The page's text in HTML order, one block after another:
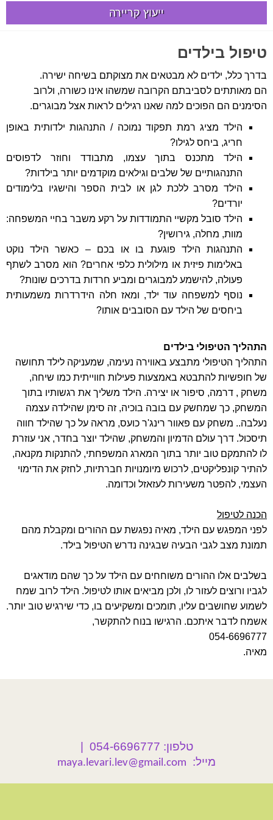
ייעוץ קריירה
טיפול בילדים
בדרך כלל, ילדים לא מבטאים את מצוקתם בשיחה ישירה.
הם מאותתים לסביבתם הקרובה שמשהו אינו כשורה, ולרוב
הסימנים הם הפוכים למה שאנו רגילים לראות אצל מבוגרים.
הילד מציג רמת תפקוד נמוכה / התנהגות ילדותית באופן
חריג, ביחס לגילו?
הילד מתכנס בתוך עצמו, מתבודד וחוזר לדפוסים
התנהגותיים של שלבים וגילאים מוקדמים יותר בילדות?
הילד מסרב ללכת לגן או לבית הספר והישגיו בלימודים
יורדים?
הילד סובל מקשיי התמודדות על רקע משבר בחיי המשפחה:
מוות, מחלה, גירושין?
התנהגות הילד פוגעת בו או בכם – כאשר הילד נוקט
באלימות פיזית או מילולית כלפי אחרים? הוא מסרב לשתף
פעולה, להישמע למבוגרים ומביע חרדות בדרכים שונות?
נוסף למשפחה עוד ילד, ומאז חלה הידרדרות משמעותית
ביחסים של הילד עם הסובבים אותו?
התהליך הטיפולי בילדים
התהליך הטיפולי מתבצע באווירה נעימה, שמעניקה לילד תחושה
של חופשיות להתבטא באמצעות פעילות חווייתית כמו שיחה,
משחק , דרמה, סיפור או יצירה. הילד משליך את רגשותיו בתוך
המשחק, כך שמחשק עם בובה בוכיה, זה סימן שהילדה עצמה
נעלבה.. משחק עם פאוור רינג'ר כועס, מראה על כך שהילד חווה
תיסכול. דרך עולם הדמיון והמשחק, שהילד יוצר בחדר, אני עוזרת
לו להתמקם טוב יותר בתוך המארג המשפחתי, להתנקות מקנאה,
להתיר קונפליקטים, לרכוש מיומנויות חברתיות, לחזק את הדימוי
העצמי, להפטר משעירות לעזאזל וכדומה.
הכנה לטיפול
לפני המפגש עם הילד, מאיה נפגשת עם ההורים ומקבלת מהם
תמונת מצב לגבי הבעיה שבגינה נדרש הטיפול בילד.
בשלבים אלו ההורים משוחחים עם הילד על כך שהם מודאגים
לגביו ורוצים לעזור לו, ולכן מביאים אותו לטיפול. הילד לרוב שמח
לשמוע שחושבים עליו, תומכים ומשקיעים בו, כדי שירגיש טוב יותר.
אשמח לדבר איתכם. הרגישו בנוח להתקשר,
054-6696777
מאיה.
מייל:
maya.levari.lev@gmail.com